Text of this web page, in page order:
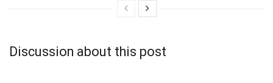
Discussion about this post